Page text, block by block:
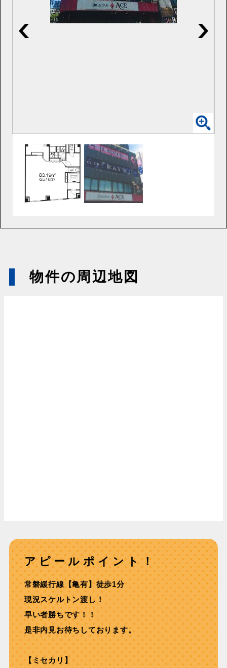
物件の周辺地図
アピールポイント！
常磐緩行線【亀有】徒歩1分
現況スケルトン渡し！
早い者勝ちです！！
是非内見お待ちしております。
【ミセカリ】